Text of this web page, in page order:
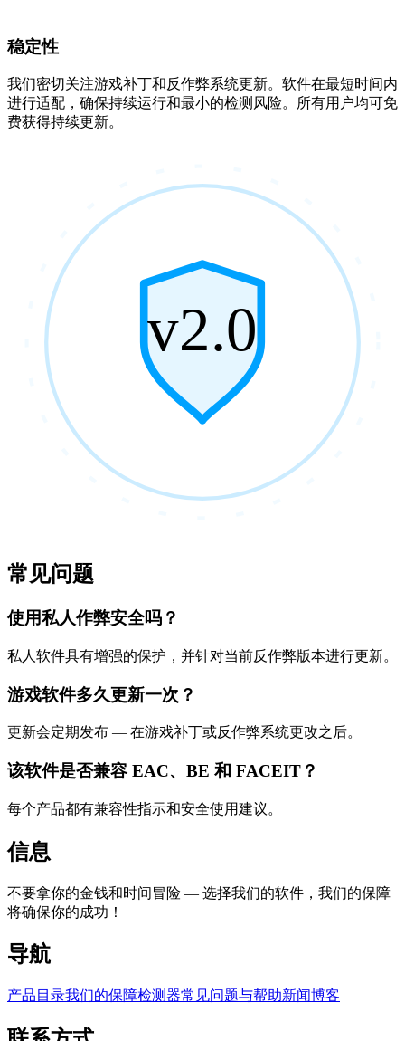
稳定性
我们密切关注游戏补丁和反作弊系统更新。软件在最短时间内
进行适配，确保持续运行和最小的检测风险。所有用户均可免
费获得持续更新。
v2.0
常见问题
使用私人作弊安全吗？
私人软件具有增强的保护，并针对当前反作弊版本进行更新。
游戏软件多久更新一次？
更新会定期发布 — 在游戏补丁或反作弊系统更改之后。
该软件是否兼容 EAC、BE 和 FACEIT？
每个产品都有兼容性指示和安全使用建议。
信息
不要拿你的金钱和时间冒险 — 选择我们的软件，我们的保障
将确保你的成功！
导航
产品目录我们的保障检测器常见问题与帮助新闻博客